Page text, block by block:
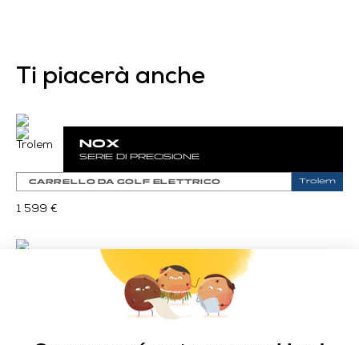
Ti piacerà anche
NOX
SERIE DI PRECISIONE
CARRELLO DA GOLF ELETTRICO Trolem
1 599 €
LITE
SERIE DI PRECISIONE
CARRELLO DA GOLF ELETTRICO